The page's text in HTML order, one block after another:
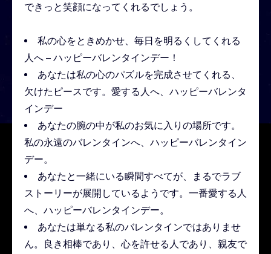
できっと笑顔になってくれるでしょう。
私の心をときめかせ、毎日を明るくしてくれる
人へ – ハッピーバレンタインデー！
あなたは私の心のパズルを完成させてくれる、
欠けたピースです。愛する人へ、ハッピーバレンタ
インデー
あなたの腕の中が私のお気に入りの場所です。
私の永遠のバレンタインへ、ハッピーバレンタイン
デー。
あなたと一緒にいる瞬間すべてが、まるでラブ
ストーリーが展開しているようです。一番愛する人
へ、ハッピーバレンタインデー。
あなたは単なる私のバレンタインではありませ
ん。良き相棒であり、心を許せる人であり、親友で